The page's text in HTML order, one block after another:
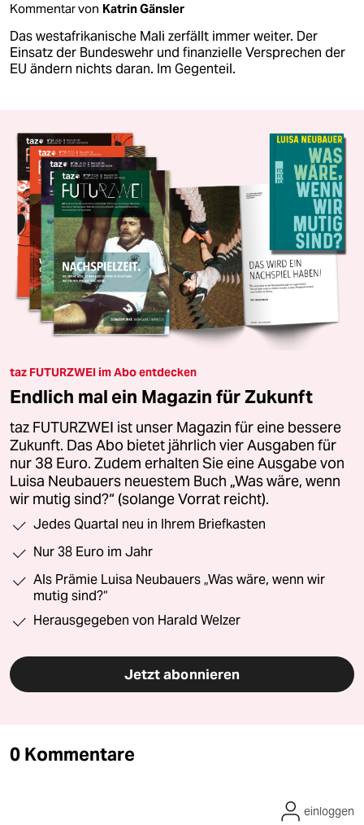
Kommentar von Katrin Gänsler
Das westafrikanische Mali zerfällt immer weiter. Der
Einsatz der Bundeswehr und finanzielle Versprechen der
EU ändern nichts daran. Im Gegenteil.
taz FUTURZWEI im Abo entdecken
Endlich mal ein Magazin für Zukunft
taz FUTURZWEI ist unser Magazin für eine bessere
Zukunft. Das Abo bietet jährlich vier Ausgaben für
nur 38 Euro. Zudem erhalten Sie eine Ausgabe von
Luisa Neubauers neuestem Buch „Was wäre, wenn
wir mutig sind?“ (solange Vorrat reicht).
Jedes Quartal neu in Ihrem Briefkasten
Nur 38 Euro im Jahr
Als Prämie Luisa Neubauers „Was wäre, wenn wir
mutig sind?“
Herausgegeben von Harald Welzer
Jetzt abonnieren
0 Kommentare
einloggen